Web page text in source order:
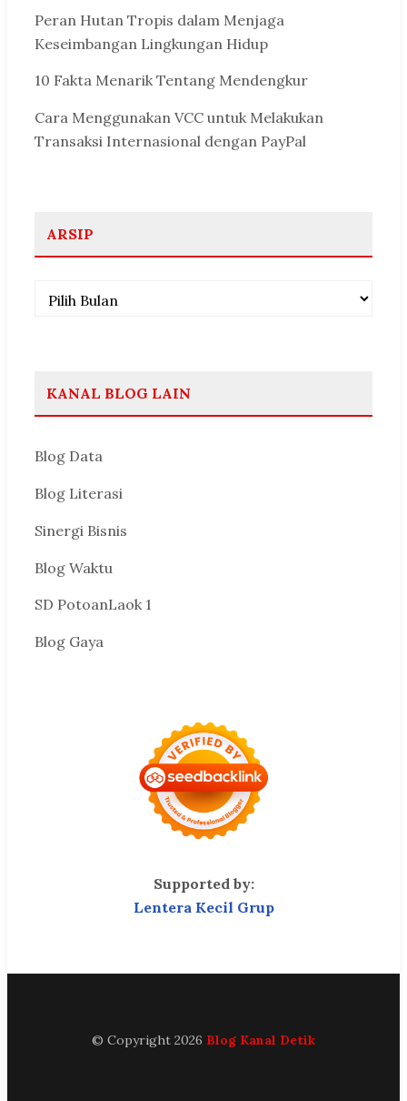
Peran Hutan Tropis dalam Menjaga
Keseimbangan Lingkungan Hidup
10 Fakta Menarik Tentang Mendengkur
Cara Menggunakan VCC untuk Melakukan
Transaksi Internasional dengan PayPal
ARSIP
Arsip
KANAL BLOG LAIN
Blog Data
Blog Literasi
Sinergi Bisnis
Blog Waktu
SD PotoanLaok 1
Blog Gaya
Supported by:
Lentera Kecil Grup
© Copyright 2026 Blog Kanal Detik